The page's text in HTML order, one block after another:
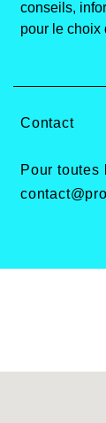
conseils,
pour le choix
Contact
Pour toutes